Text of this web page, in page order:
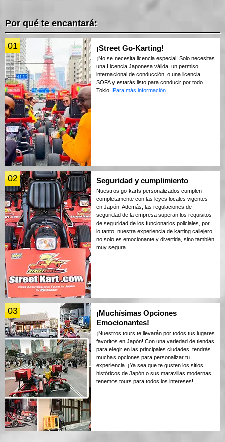
Por qué te encantará:
01 ¡Street Go-Karting!
¡No se necesita licencia especial! Solo necesitas
una Licencia Japonesa válida, un permiso
internacional de conducción, o una licencia
SOFA y estarás listo para conducir por todo
Tokio! Para más información
02 Seguridad y cumplimiento
Nuestros go-karts personalizados cumplen
completamente con las leyes locales vigentes
en Japón. Además, las regulaciones de
seguridad de la empresa superan los requisitos
de seguridad de los funcionarios policiales, por
lo tanto, nuestra experiencia de karting callejero
no solo es emocionante y divertida, sino también
muy segura.
03
¡Muchísimas Opciones
Emocionantes!
¡Nuestros tours te llevarán por todos tus lugares
favoritos en Japón! Con una variedad de tiendas
para elegir en las principales ciudades, tendrás
muchas opciones para personalizar tu
experiencia. ¡Ya sea que te gusten los sitios
históricos de Japón o sus maravillas modernas,
tenemos tours para todos los intereses!